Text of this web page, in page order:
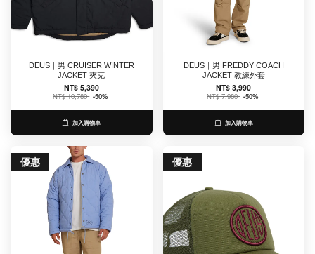
DEUS｜男 CRUISER WINTER
JACKET 夾克
NT$ 5,390
NT$ 10,780 -50%
加入購物車
DEUS｜男 FREDDY COACH
JACKET 教練外套
NT$ 3,990
NT$ 7,980 -50%
加入購物車
優惠 優惠